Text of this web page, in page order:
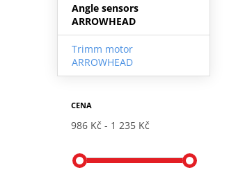
Angle sensors
ARROWHEAD
Trimm motor
ARROWHEAD
CENA
986 Kč 1 235 Kč